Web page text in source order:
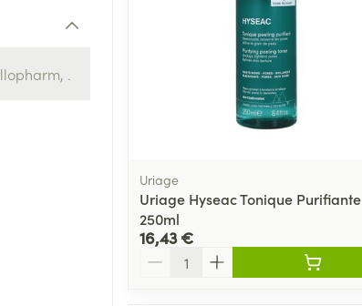
Uriage
Uriage Hyseac Tonique Purifiante
250ml
16,43 €
Quantité